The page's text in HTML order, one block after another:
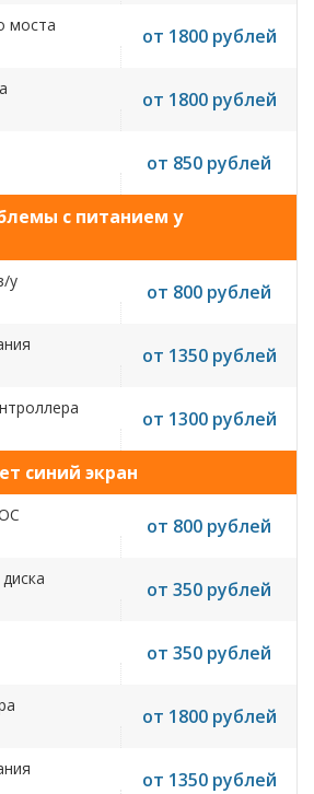
моста от 1800 рублей
от 1800 рублей
от 850 рублей
с питанием у
у от 800 рублей
от 1350 рублей
от 1300 рублей
синий экран
от 800 рублей
от 350 рублей
от 350 рублей
от 1800 рублей
от 1350 рублей